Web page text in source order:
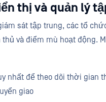
thị và quản lý
sát tập trung, các tổ
và điểm mù hoạt động.
nhất để theo dõi thời gian
giao